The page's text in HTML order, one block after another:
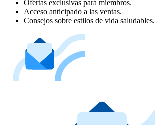
Ofertas exclusivas para miembros.
Acceso anticipado a las ventas.
Consejos sobre estilos de vida saludables.